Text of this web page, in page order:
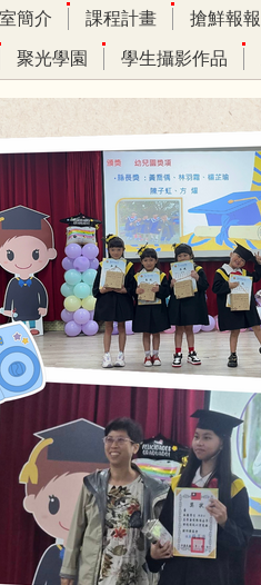
簡介 課程計畫 搶鮮報報
聚光學園 學生攝影作品